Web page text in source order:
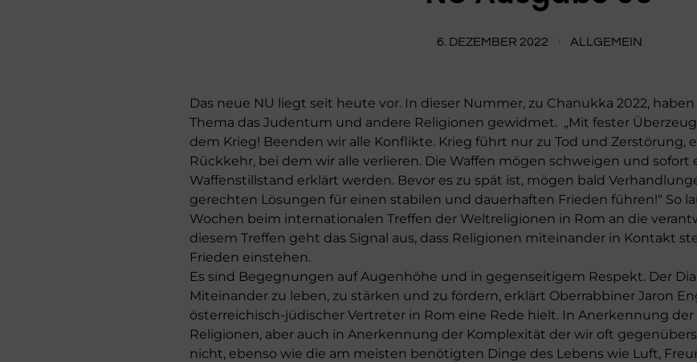
6. DEZEMBER 2022 ALLGEMEIN
Das neue NU liegt seit heute vor. In dieser Nummer, zu Chanukka 2022,
Thema das Judentum und andere Religionen gewidmet. „Mit fester
dem Krieg! Beenden wir alle Konflikte. Krieg führt nur zu Tod und Zerstörung,
Rückkehr, bei dem wir alle verlieren. Die Waffen mögen schweigen und sofort
Waffenstillstand erklärt werden. Bevor es zu spät ist, mögen bald
gerechten Lösungen für einen stabilen und dauerhaften Frieden führen!“ So
Wochen beim internationalen Treffen der Weltreligionen in Rom an die
diesem Treffen geht das Signal aus, dass Religionen miteinander in Kontakt
Frieden einstehen.
Es sind Begegnungen auf Augenhöhe und in gegenseitigem Respekt. Der
Miteinander zu leben, zu stärken und zu fördern, erklärt Oberrabbiner Jaron
österreichisch-jüdischer Vertreter in Rom eine Rede hielt. In Anerkennung
Religionen, aber auch in Anerkennung der Komplexität der wir oft
nicht, ebenso wie die am meisten benötigten Dinge des Lebens wie Luft,